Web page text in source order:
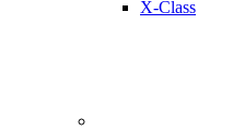
X-Class